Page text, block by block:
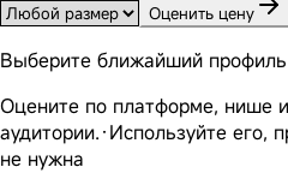
Оценить цену
Выберите ближайший
Оцените по платформе, нише
аудитории.·Используйте его,
не нужна